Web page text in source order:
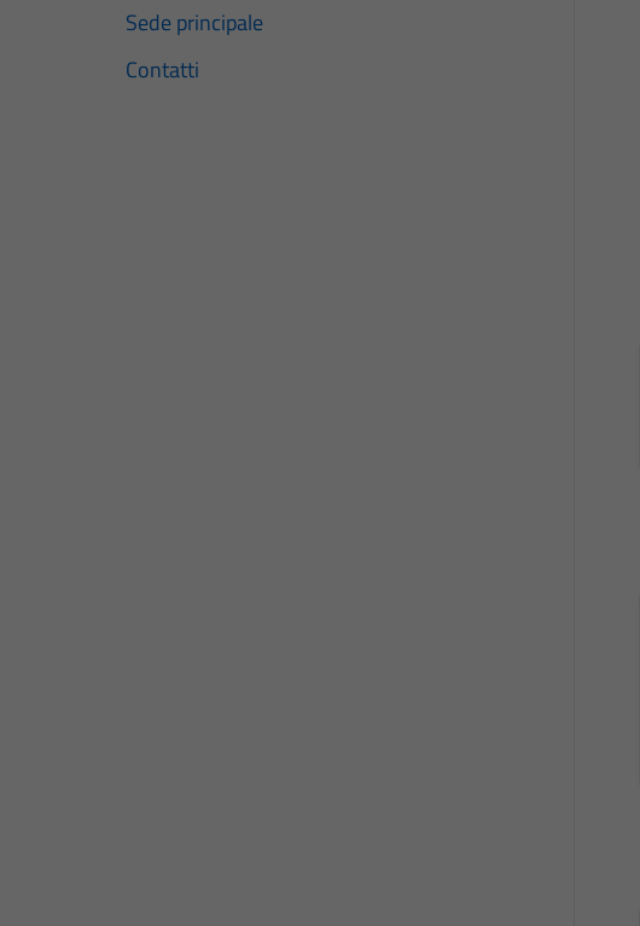
Sede principale
Contatti